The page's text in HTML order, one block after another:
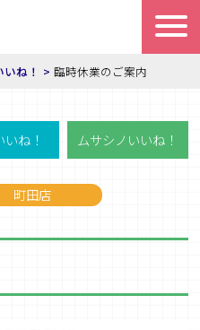
ね！ 臨時休業のご案内
ね！ ムサシノいいね！
町田店